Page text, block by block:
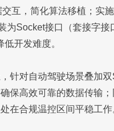
互，简化算法移植；实
为Socket接口（套接字
开发难度。
针对自动驾驶场景叠加
保高效可靠的数据传输
在合规温控区间平稳工作